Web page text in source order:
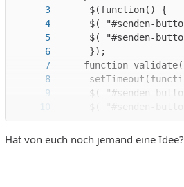
Hat von euch noch jemand eine Idee?